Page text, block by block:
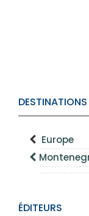
DESTINATIONS
Europe
ÉDITEURS